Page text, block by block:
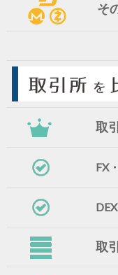
そ
取
FX
取